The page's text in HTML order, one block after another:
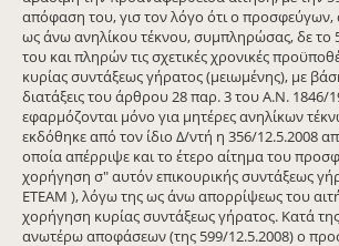
απόφαση του, γισ τον λόγο ότι ο προσφεύγων,
ως άνω ανηλίκου τέκνου, συμπληρώσας, δε το
του και πληρών τις σχετικές χρονικές
κυρίας συντάξεως γήρατος (μειωμένης), με
διατάξεις του άρθρου 28 παρ. 3 του Α.Ν. 1846/
εφαρμόζονται μόνο για μητέρες ανηλίκων
εκδόθηκε από τον ίδιο Δ/ντή η 356/12.5.2008
οποία απέρριψε και το έτερο αίτημα του
χορήγηση σ" αυτόν επικουρικής συντάξεως
ΕΤΕΑΜ ), λόγω της ως άνω απορρίψεως του
χορήγηση κυρίας συντάξεως γήρατος. Κατά
ανωτέρω αποφάσεων (της 599/12.5.2008) ο